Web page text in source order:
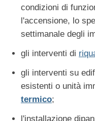
condizioni di
l'accensione, lo
settimanale degli
gli interventi di
gli interventi su
esistenti o unità
termico;
l'installazione